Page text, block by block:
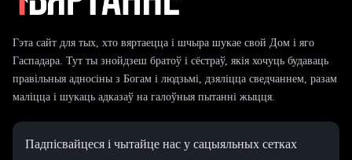
Гэта сайт для тых, хто вяртаецца і шчыра шукае свой Дом і яго
Гаспадара. Тут ты знойдзеш братоў і сёстраў, якія хочуць будаваць
правільныя адносіны з Богам і людзьмі, дзяліцца сведчаннем, разам